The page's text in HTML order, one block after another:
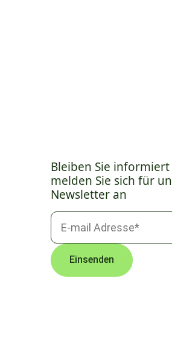
Bleiben Sie
melden Sie sich für
Newsletter an